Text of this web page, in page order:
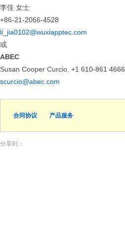
李佳 女士
+86-21-2066-4528
li_jia0102@wuxiapptec.com
或
ABEC
Susan Cooper Curcio, +1 610-861 4666
scurcio@abec.com
合同协议 产品服务
分享到：